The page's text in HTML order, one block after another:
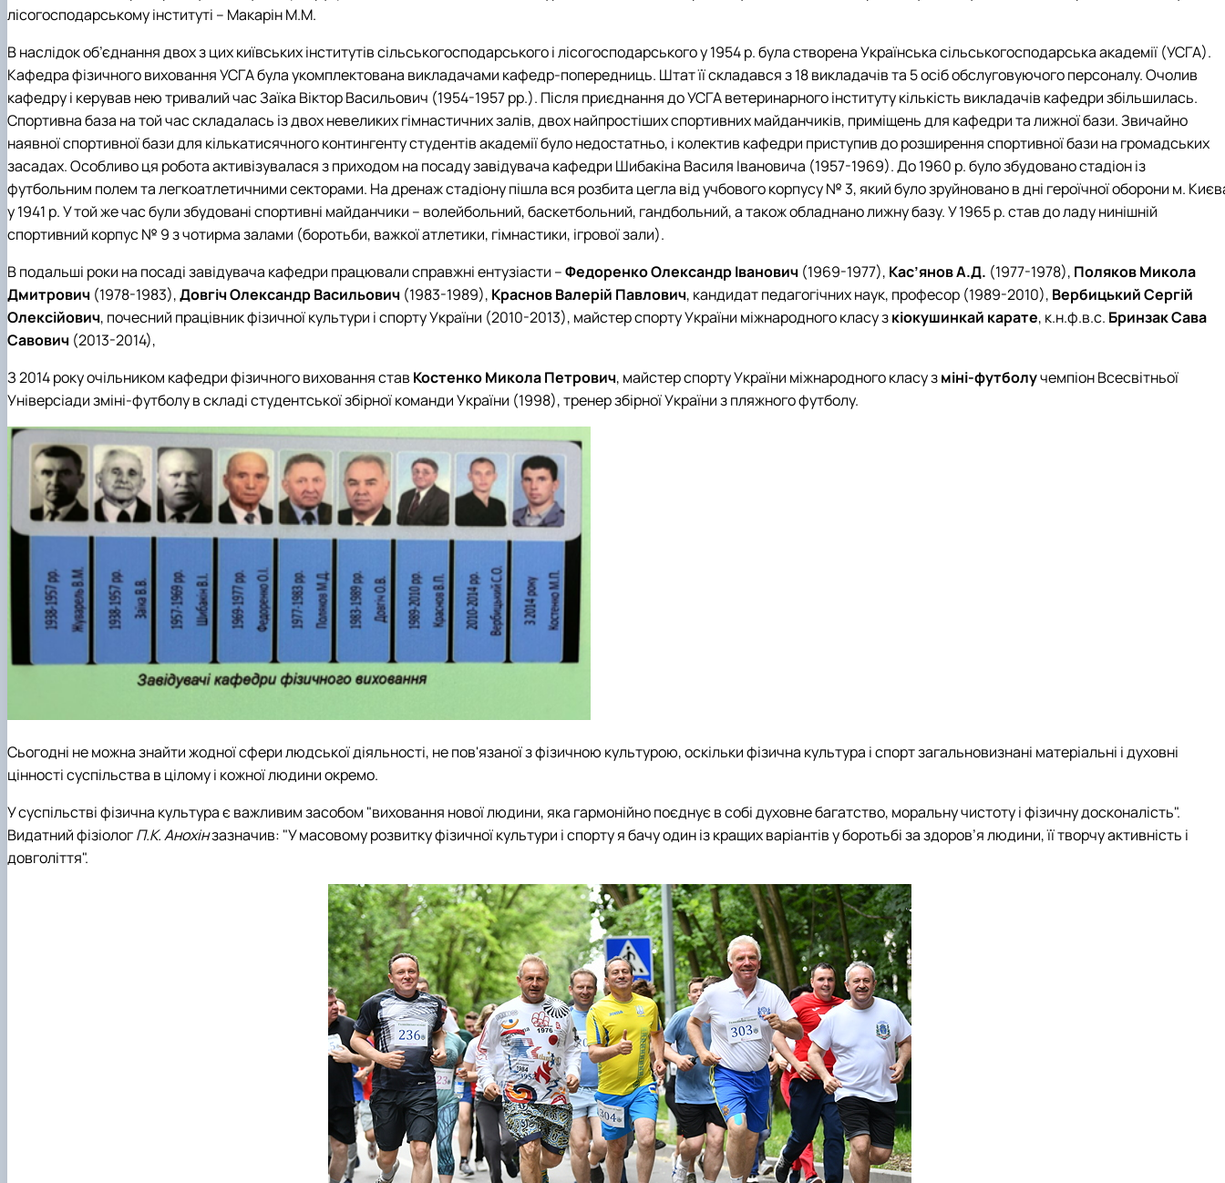
лісогосподарському інституті – Макарін М.М.
В наслідок об’єднання двох з цих київських інститутів сільськогосподарського і лісогосподарського у 1954 р. була створена Українська сільськогосподарська академії (УСГА).
Кафедра фізичного виховання УСГА була укомплектована викладачами кафедр-попередниць. Штат її складався з 18 викладачів та 5 осіб обслуговуючого персоналу. Очолив
кафедру і керував нею тривалий час Заїка Віктор Васильович (1954-1957 рр.). Після приєднання до УСГА ветеринарного інституту кількість викладачів кафедри збільшилась.
Спортивна база на той час складалась із двох невеликих гімнастичних залів, двох найпростіших спортивних майданчиків, приміщень для кафедри та лижної бази. Звичайно
наявної спортивної бази для кількатисячного контингенту студентів академії було недостатньо, і колектив кафедри приступив до розширення спортивної бази на громадських
засадах. Особливо ця робота активізувалася з приходом на посаду завідувача кафедри Шибакіна Василя Івановича (1957-1969). До 1960 р. було збудовано стадіон із
футбольним полем та легкоатлетичними секторами. На дренаж стадіону пішла вся розбита цегла від учбового корпусу № 3, який було зруйновано в дні героїчної оборони м.
у 1941 р. У той же час були збудовані спортивні майданчики – волейбольний, баскетбольний, гандбольний, а також обладнано лижну базу. У 1965 р. став до ладу нинішній
спортивний корпус № 9 з чотирма залами (боротьби, важкої атлетики, гімнастики, ігрової зали).
В подальші роки на посаді завідувача кафедри працювали справжні ентузіасти –Федоренко Олександр Іванович (1969-1977), Кас’янов А.Д. (1977-1978), Поляков Микола
Дмитрович (1978-1983),Довгіч Олександр Васильович (1983-1989), Краснов Валерій Павлович, кандидат педагогічних наук, професор (1989-2010), Вербицький Сергій
Олексійович, почесний працівник фізичної культури і спорту України (2010-2013), майстер спорту України міжнародного класу зкіокушинкай карате, к.н.ф.в.с. Бринзак Сава
Савович (2013-2014),
З 2014 року очільником кафедри фізичного виховання став Костенко Микола Петрович, майстер спорту України міжнародного класу зміні-футболучемпіон Всесвітньої
Універсіади зміні-футболу в складі студентської збірної команди України (1998), тренер збірної України з пляжного футболу.
Сьогодні не можна знайти жодної сфери людської діяльності, не пов'язаної з фізичною культурою, оскільки фізична культура і спорт загальновизнані матеріальні і духовні
цінності суспільства в цілому і кожної людини окремо.
У суспільстві фізична культура є важливим засобом "виховання нової людини, яка гармонійно поєднує в собі духовне багатство, моральну чистоту і фізичну досконалість".
Видатний фізіологП.К. Анохінзазначив: "У масовому розвитку фізичної культури і спорту я бачу один із кращих варіантів у боротьбі за здоров’я людини, її творчу активність і
довголіття".